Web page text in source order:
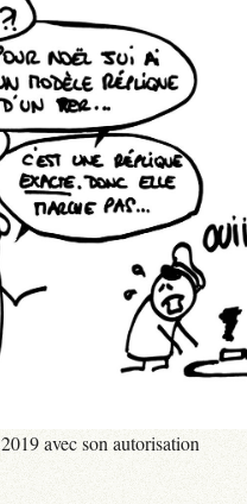
2019 avec son autorisation